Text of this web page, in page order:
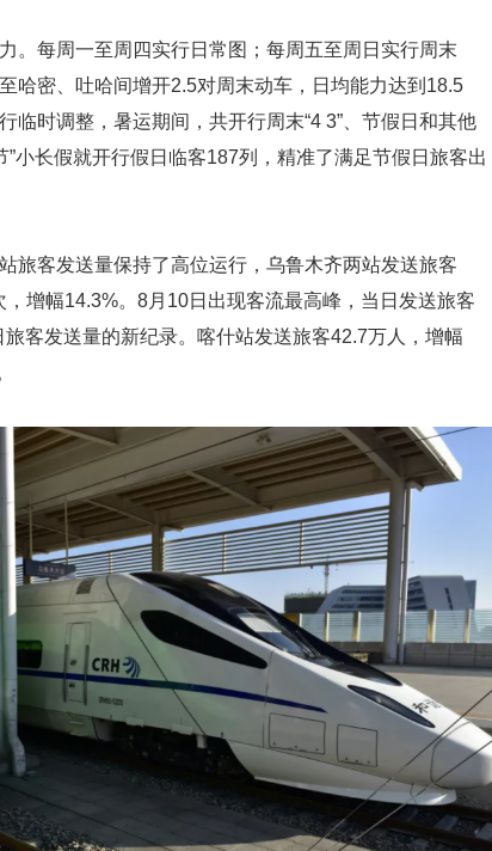
。每周一至周四实行日常图；每周五至周日实行周末
哈密、吐哈间增开2.5对周末动车，日均能力达到18.5
临时调整，暑运期间，共开行周末“4 3”、节假日和其他
小长假就开行假日临客187列，精准了满足节假日旅客出
旅客发送量保持了高位运行，乌鲁木齐两站发送旅客
增幅14.3%。8月10日出现客流最高峰，当日发送旅客
客发送量的新纪录。喀什站发送旅客42.7万人，增幅